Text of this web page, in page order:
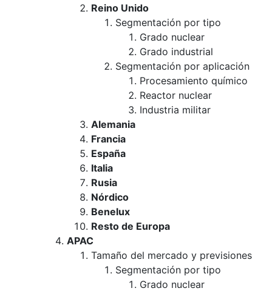
Reino Unido
Segmentación por tipo
Grado nuclear
Grado industrial
Segmentación por aplicación
Procesamiento químico
Reactor nuclear
Industria militar
Alemania
Francia
España
Italia
Rusia
Nórdico
Benelux
Resto de Europa
APAC
Tamaño del mercado y previsiones
Segmentación por tipo
Grado nuclear